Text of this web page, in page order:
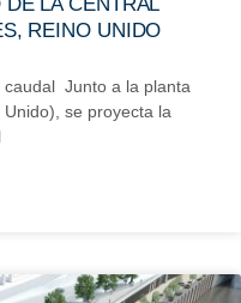
REINO UNIDO
Junto a la planta
se proyecta la